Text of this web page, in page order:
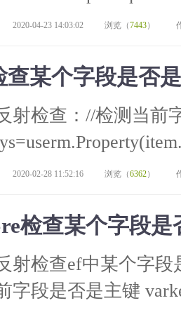
2020-04-23 14:03:02 浏览（7443）
查某个字段是否
射检查：//检测当前
2020-02-28 11:52:16 浏览（6362）
检查某个字段
射检查ef中某个字
字段是否是主键